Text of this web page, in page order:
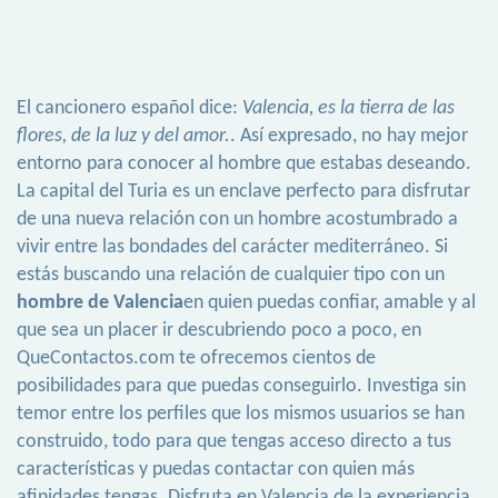
El cancionero español dice: Valencia, es la tierra de las
flores, de la luz y del amor.. Así expresado, no hay mejor
entorno para conocer al hombre que estabas deseando.
La capital del Turia es un enclave perfecto para disfrutar
de una nueva relación con un hombre acostumbrado a
vivir entre las bondades del carácter mediterráneo. Si
estás buscando una relación de cualquier tipo con un
hombre de Valenciaen quien puedas confiar, amable y al
que sea un placer ir descubriendo poco a poco, en
QueContactos.com te ofrecemos cientos de
posibilidades para que puedas conseguirlo. Investiga sin
temor entre los perfiles que los mismos usuarios se han
construido, todo para que tengas acceso directo a tus
características y puedas contactar con quien más